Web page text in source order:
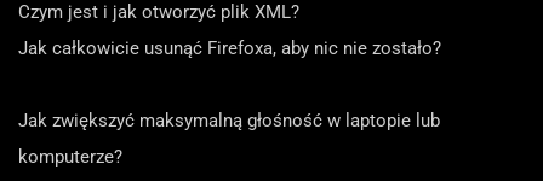
Czym jest i jak otworzyć plik XML?
Jak całkowicie usunąć Firefoxa, aby nic nie zostało?
Jak zwiększyć maksymalną głośność w laptopie lub
komputerze?